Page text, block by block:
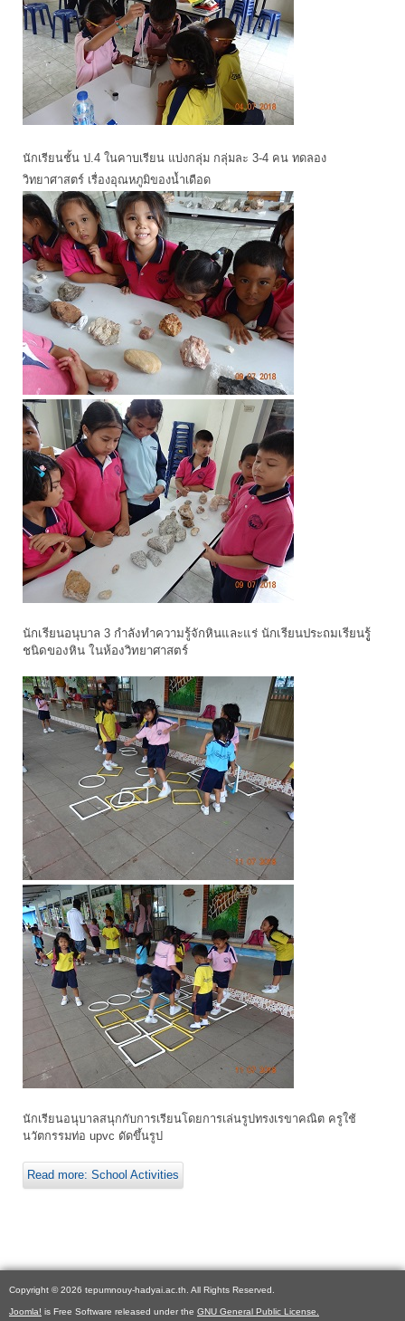
นักเรียนชั้น ป.4 ในคาบเรียน แบ่งกลุ่ม กลุ่มละ 3-4 คน ทดลอง
วิทยาศาสตร์ เรื่องอุณหภูมิของน้ำเดือด
นักเรียนอนุบาล 3 กำลังทำความรู้จักหินและแร่ นักเรียนประถมเรียนรูู้
ชนิดของหิน ในห้องวิทยาศาสตร์
นักเรียนอนุบาลสนุกกับการเรียนโดยการเล่นรูปทรงเรขาคณิต ครูใช้
นวัตกรรมท่อ upvc ดัดขึ้นรูป
Read more: School Activities
Copyright © 2026 tepumnouy-hadyai.ac.th. All Rights Reserved.
Joomla! is Free Software released under the GNU General Public License.